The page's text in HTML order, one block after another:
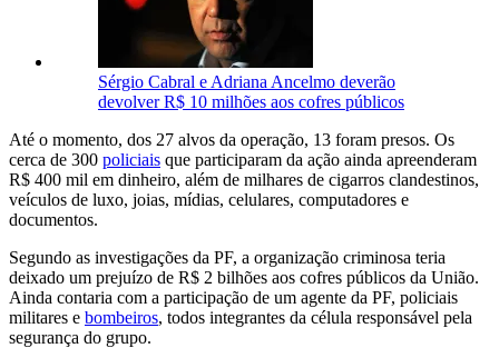
Sérgio Cabral e Adriana Ancelmo deverão
devolver R$ 10 milhões aos cofres públicos
Até o momento, dos 27 alvos da operação, 13 foram presos. Os
cerca de 300 policiais que participaram da ação ainda apreenderam
R$ 400 mil em dinheiro, além de milhares de cigarros clandestinos,
veículos de luxo, joias, mídias, celulares, computadores e
documentos.
Segundo as investigações da PF, a organização criminosa teria
deixado um prejuízo de R$ 2 bilhões aos cofres públicos da União.
Ainda contaria com a participação de um agente da PF, policiais
militares e bombeiros, todos integrantes da célula responsável pela
segurança do grupo.